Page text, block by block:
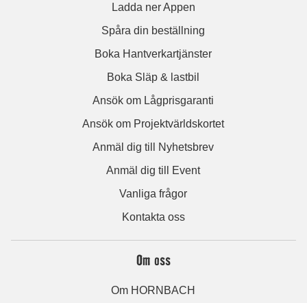
Ladda ner Appen
Spåra din beställning
Boka Hantverkartjänster
Boka Släp & lastbil
Ansök om Lågprisgaranti
Ansök om Projektvärldskortet
Anmäl dig till Nyhetsbrev
Anmäl dig till Event
Vanliga frågor
Kontakta oss
Om oss
Om HORNBACH